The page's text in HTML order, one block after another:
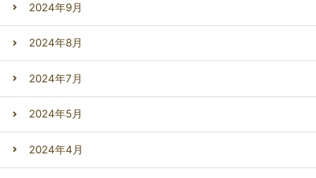
2024年9月
2024年8月
2024年7月
2024年5月
2024年4月